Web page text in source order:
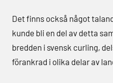
Det finns också något
kunde bli en del av detta
bredden i svensk curling,
förankrad i olika delar av